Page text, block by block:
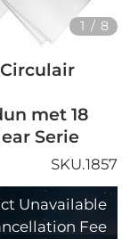
1 / 8
met 18
Serie
SKU.1857
Unavailable
Fee